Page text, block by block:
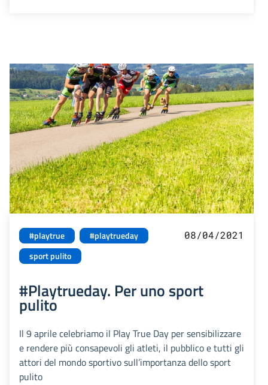
#playtrue
#playtrueday
sport pulito
08/04/2021
#Playtrueday. Per uno sport
pulito
Il 9 aprile celebriamo il Play True Day per sensibilizzare
e rendere più consapevoli gli atleti, il pubblico e tutti gli
attori del mondo sportivo sull’importanza dello sport
pulito